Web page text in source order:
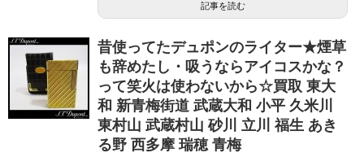
記事を読む
昔使ってたデュポンのライター★煙草
も辞めたし・吸うならアイコスかな？
って笑火は使わないから☆買取 東大
和 新青梅街道 武蔵大和 小平 久米川
東村山 武蔵村山 砂川 立川 福生 あき
る野 西多摩 瑞穂 青梅